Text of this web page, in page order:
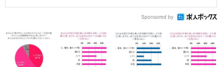
Sponsored by